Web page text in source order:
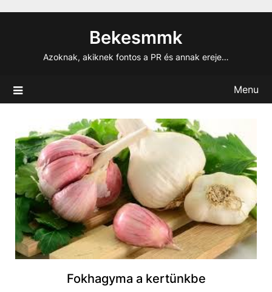
Bekesmmk
Azoknak, akiknek fontos a PR és annak ereje…
Menu
Fokhagyma a kertünkbe